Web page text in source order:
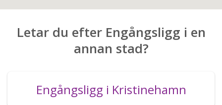
Letar du efter Engångsligg i en
annan stad?
Engångsligg i Kristinehamn